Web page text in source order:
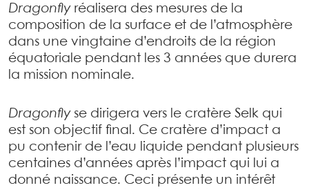
Dragonflyréalisera des mesures de la
composition de la surface et de l’atmosphère
dans une vingtaine d’endroits de la région
équatoriale pendant les 3 années que durera
la mission nominale.
Dragonflyse dirigera vers le cratère Selk qui
est son objectif final. Ce cratère d’impact a
pu contenir de l’eau liquide pendant plusieurs
centaines d’années après l’impact qui lui a
donné naissance. Ceci présente un intérêt